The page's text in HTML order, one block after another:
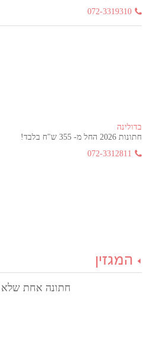
072-3319310
בדולינה
חתונות 2026 החל מ- 355 ש"ח בלבד!
072-3312811
המגזין
חתונה אחת שלא